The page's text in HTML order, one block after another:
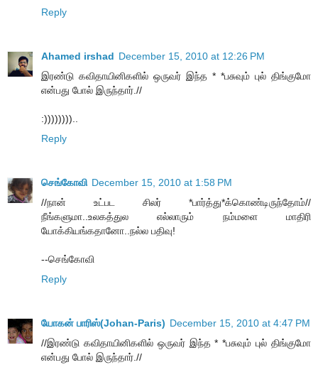
Reply
Ahamed irshad December 15, 2010 at 12:26 PM
இரண்டு கவிதாயினிகளில் ஒருவர் இந்த * *பசுவும் புல் திங்குமோ
என்பது போல் இருந்தார்.//
:))))))))..
Reply
செங்கோவி December 15, 2010 at 1:58 PM
//நான் உட்பட சிலர் *பார்த்து*க்கொண்டிருந்தோம்//
நீங்களுமா..உலகத்துல எல்லாரும் நம்மளை மாதிரி
யோக்கியங்கதானோ..நல்ல பதிவு!
--செங்கோவி
Reply
யோகன் பாரிஸ்(Johan-Paris) December 15, 2010 at 4:47 PM
//இரண்டு கவிதாயினிகளில் ஒருவர் இந்த * *பசுவும் புல் திங்குமோ
என்பது போல் இருந்தார்.//